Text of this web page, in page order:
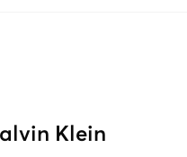
Klein